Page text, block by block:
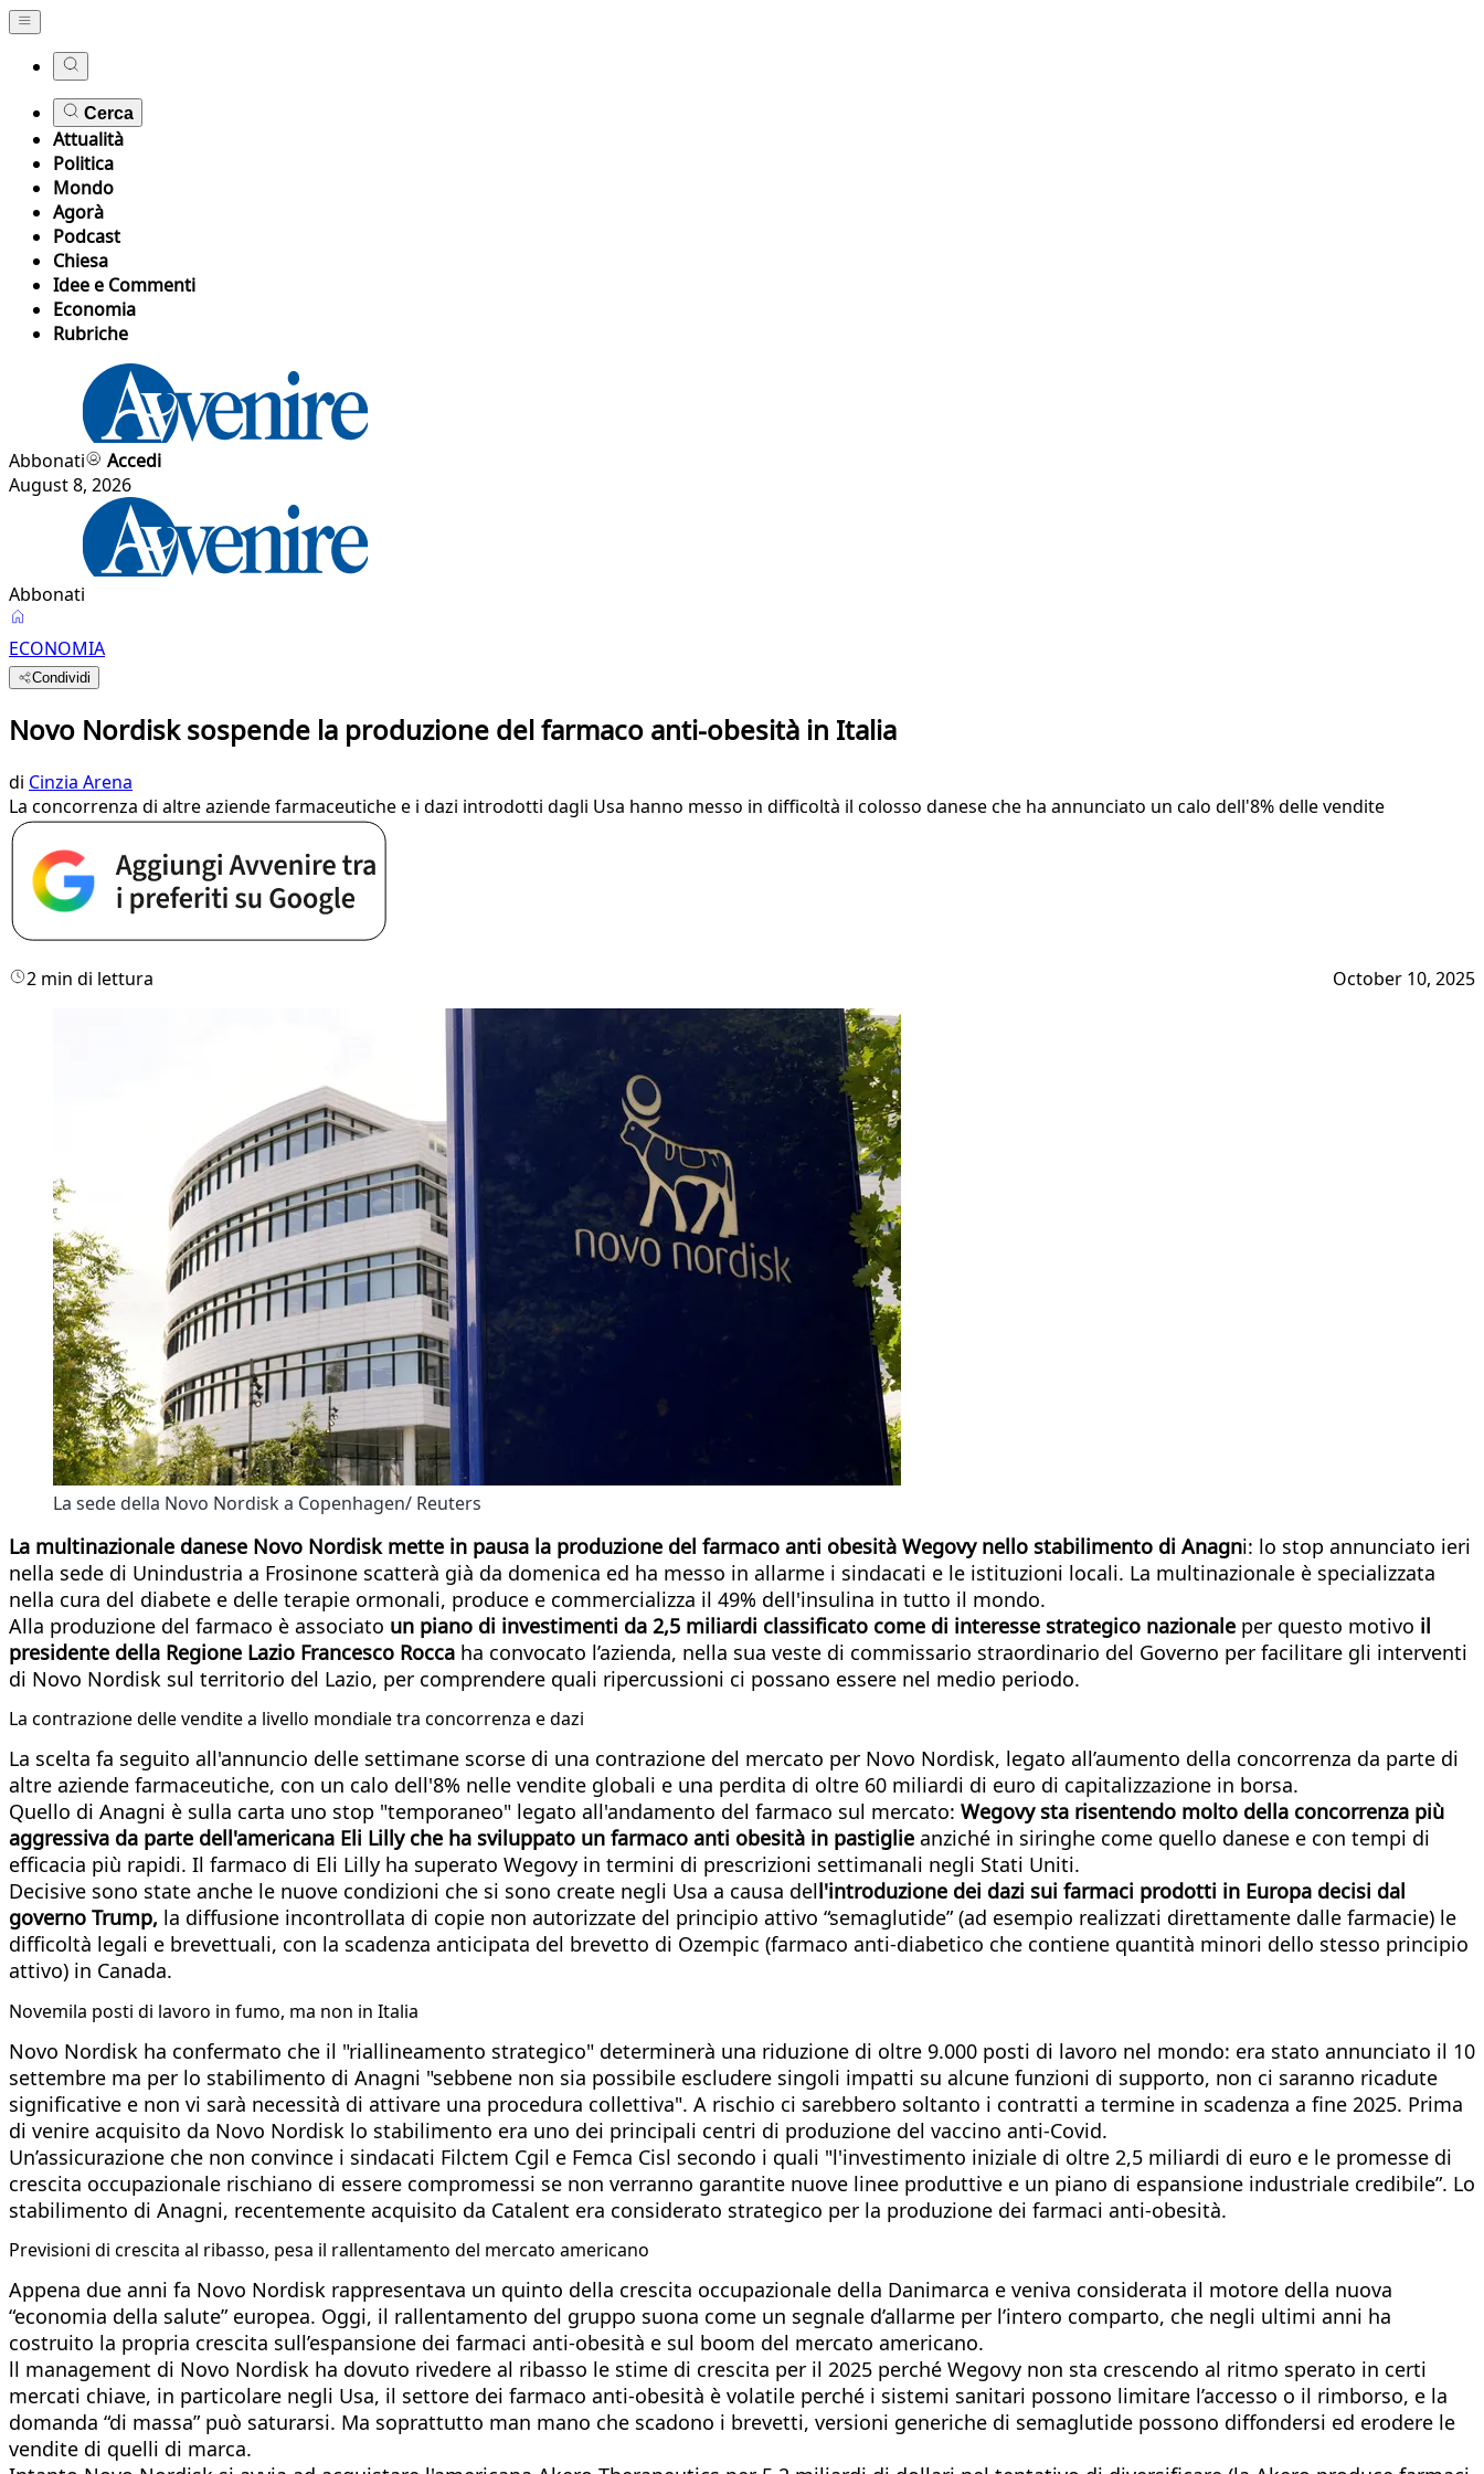
Cerca
Attualità
Politica
Mondo
Agorà
Podcast
Chiesa
Idee e Commenti
Economia
Rubriche
Abbonati
Accedi
August 8, 2026
Abbonati
ECONOMIA
Condividi
Novo Nordisk sospende la produzione del farmaco anti-obesità in Italia
di Cinzia Arena
La concorrenza di altre aziende farmaceutiche e i dazi introdotti dagli Usa hanno messo in difficoltà il colosso danese che ha annunciato un calo dell'8% delle vendite
2 min di lettura October 10, 2025
La sede della Novo Nordisk a Copenhagen/ Reuters
La multinazionale danese Novo Nordisk mette in pausa la produzione del farmaco anti obesità Wegovy nello stabilimento di Anagni: lo stop annunciato ieri
nella sede di Unindustria a Frosinone scatterà già da domenica ed ha messo in allarme i sindacati e le istituzioni locali. La multinazionale è specializzata
nella cura del diabete e delle terapie ormonali, produce e commercializza il 49% dell'insulina in tutto il mondo.
Alla produzione del farmaco è associato un piano di investimenti da 2,5 miliardi classificato come di interesse strategico nazionale per questo motivo il
presidente della Regione Lazio Francesco Rocca ha convocato l’azienda, nella sua veste di commissario straordinario del Governo per facilitare gli interventi
di Novo Nordisk sul territorio del Lazio, per comprendere quali ripercussioni ci possano essere nel medio periodo.
La contrazione delle vendite a livello mondiale tra concorrenza e dazi
La scelta fa seguito all'annuncio delle settimane scorse di una contrazione del mercato per Novo Nordisk, legato all’aumento della concorrenza da parte di
altre aziende farmaceutiche, con un calo dell'8% nelle vendite globali e una perdita di oltre 60 miliardi di euro di capitalizzazione in borsa.
Quello di Anagni è sulla carta uno stop "temporaneo" legato all'andamento del farmaco sul mercato: Wegovy sta risentendo molto della concorrenza più
aggressiva da parte dell'americana Eli Lilly che ha sviluppato un farmaco anti obesità in pastiglie anziché in siringhe come quello danese e con tempi di
efficacia più rapidi. Il farmaco di Eli Lilly ha superato Wegovy in termini di prescrizioni settimanali negli Stati Uniti.
Decisive sono state anche le nuove condizioni che si sono create negli Usa a causa dell'introduzione dei dazi sui farmaci prodotti in Europa decisi dal
governo Trump, la diffusione incontrollata di copie non autorizzate del principio attivo “semaglutide” (ad esempio realizzati direttamente dalle farmacie) le
difficoltà legali e brevettuali, con la scadenza anticipata del brevetto di Ozempic (farmaco anti-diabetico che contiene quantità minori dello stesso principio
attivo) in Canada.
Novemila posti di lavoro in fumo, ma non in Italia
Novo Nordisk ha confermato che il "riallineamento strategico" determinerà una riduzione di oltre 9.000 posti di lavoro nel mondo: era stato annunciato il 10
settembre ma per lo stabilimento di Anagni "sebbene non sia possibile escludere singoli impatti su alcune funzioni di supporto, non ci saranno ricadute
significative e non vi sarà necessità di attivare una procedura collettiva". A rischio ci sarebbero soltanto i contratti a termine in scadenza a fine 2025. Prima
di venire acquisito da Novo Nordisk lo stabilimento era uno dei principali centri di produzione del vaccino anti-Covid.
Un’assicurazione che non convince i sindacati Filctem Cgil e Femca Cisl secondo i quali "l'investimento iniziale di oltre 2,5 miliardi di euro e le promesse di
crescita occupazionale rischiano di essere compromessi se non verranno garantite nuove linee produttive e un piano di espansione industriale credibile”. Lo
stabilimento di Anagni, recentemente acquisito da Catalent era considerato strategico per la produzione dei farmaci anti-obesità.
Previsioni di crescita al ribasso, pesa il rallentamento del mercato americano
Appena due anni fa Novo Nordisk rappresentava un quinto della crescita occupazionale della Danimarca e veniva considerata il motore della nuova
“economia della salute” europea. Oggi, il rallentamento del gruppo suona come un segnale d’allarme per l’intero comparto, che negli ultimi anni ha
costruito la propria crescita sull’espansione dei farmaci anti-obesità e sul boom del mercato americano.
ll management di Novo Nordisk ha dovuto rivedere al ribasso le stime di crescita per il 2025 perché Wegovy non sta crescendo al ritmo sperato in certi
mercati chiave, in particolare negli Usa, il settore dei farmaco anti-obesità è volatile perché i sistemi sanitari possono limitare l’accesso o il rimborso, e la
domanda “di massa” può saturarsi. Ma soprattutto man mano che scadono i brevetti, versioni generiche di semaglutide possono diffondersi ed erodere le
vendite di quelli di marca.